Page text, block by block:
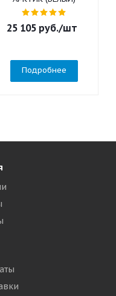
25 105 руб./шт
Подробнее